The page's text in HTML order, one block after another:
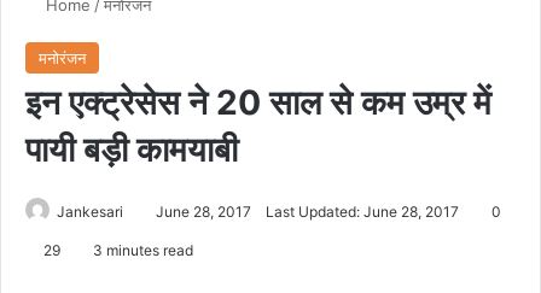
Home /मनोरंजन
मनोरंजन
इन एक्ट्रेसेस ने 20 साल से कम उम्र में
पायी बड़ी कामयाबी
Jankesari June 28, 2017 Last Updated: June 28, 2017 0
29 3 minutes read